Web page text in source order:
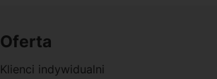
Oferta
Klienci indywidualni